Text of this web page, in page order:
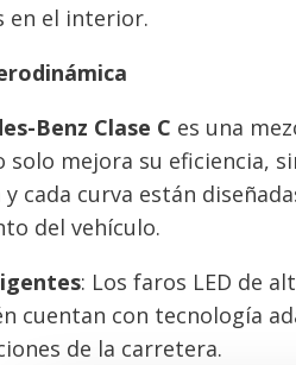
en el interior.
Benz Clase C es una
solo mejora su eficiencia,
y cada curva están
del vehículo.
: Los faros LED de
cuentan con tecnología
de la carretera.